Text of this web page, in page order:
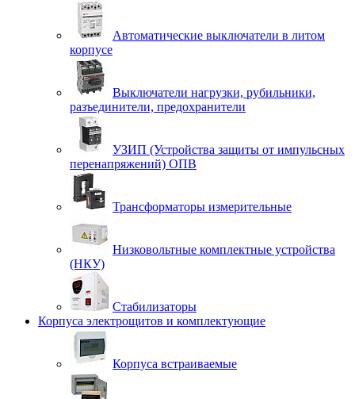
Автоматические выключатели в литом
корпусе
Выключатели нагрузки, рубильники,
разъединители, предохранители
УЗИП (Устройства защиты от импульсных
перенапряжений) ОПВ
Трансформаторы измерительные
Низковольтные комплектные устройства
(НКУ)
Стабилизаторы
Корпуса электрощитов и комплектующие
Корпуса встраиваемые